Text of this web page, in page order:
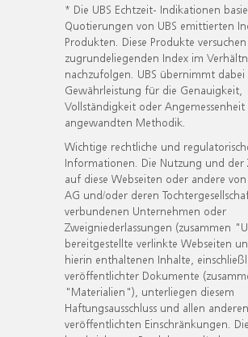
* Die UBS Echtzeit- Indikationen
Quotierungen von UBS emittierten
Produkten. Diese Produkte
zugrundeliegenden Index im
nachzufolgen. UBS übernimmt dabei
Gewährleistung für die Genauigkeit,
Vollständigkeit oder Angemessenheit
angewandten Methodik.
Wichtige rechtliche und
Informationen. Die Nutzung und der
auf diese Webseiten oder andere von
AG und/oder deren
verbundenen Unternehmen oder
Zweigniederlassungen (zusammen
bereitgestellte verlinkte Webseiten
hierin enthaltenen Inhalte,
veröffentlichter Dokumente
"Materialien"), unterliegen diesem
Haftungsausschluss und allen anderen
veröffentlichten Einschränkungen.